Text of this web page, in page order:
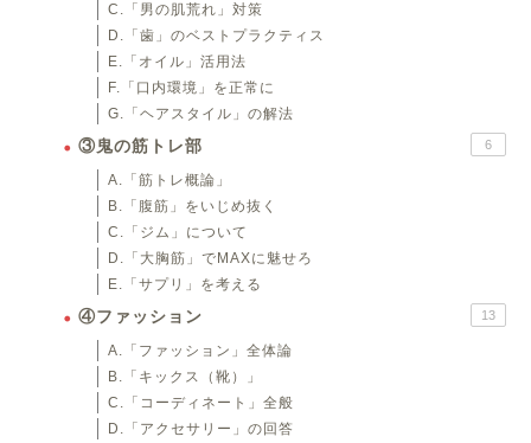
C.「男の肌荒れ」対策
D.「歯」のベストプラクティス
E.「オイル」活用法
F.「口内環境」を正常に
G.「ヘアスタイル」の解法
③鬼の筋トレ部 6
A.「筋トレ概論」
B.「腹筋」をいじめ抜く
C.「ジム」について
D.「大胸筋」でMAXに魅せろ
E.「サプリ」を考える
④ファッション 13
A.「ファッション」全体論
B.「キックス（靴）」
C.「コーディネート」全般
D.「アクセサリー」の回答